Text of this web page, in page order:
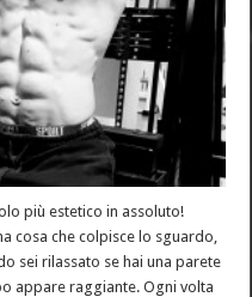
più estetico in assoluto!
cosa che colpisce lo sguardo,
sei rilassato se hai una parete
appare raggiante. Ogni volta